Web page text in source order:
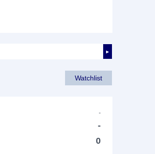
►
Watchlist
-
-
0